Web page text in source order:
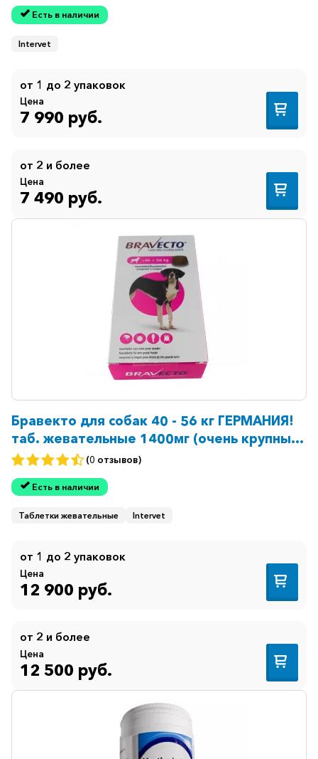
Есть в наличии
Intervet
от 1 до 2 упаковок
Цена
7 990 руб.
от 2 и более
Цена
7 490 руб.
Бравекто для собак 40 - 56 кг ГЕРМАНИЯ!
таб. жевательные 1400мг (очень крупных
пород) №1(0 отзывов)
Есть в наличии
Таблетки жевательные Intervet
от 1 до 2 упаковок
Цена
12 900 руб.
от 2 и более
Цена
12 500 руб.